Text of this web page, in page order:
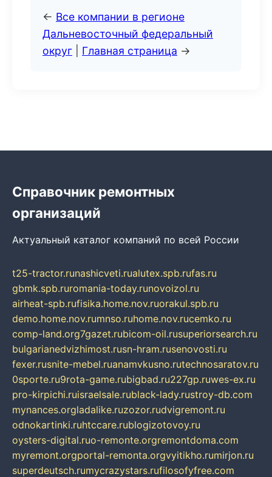
← Все компании в регионе
Дальневосточный федеральный
округ
Главная страница →
Справочник ремонтных
организаций
Актуальный каталог компаний по всей России
t25-tractor.runashicveti.rualutex.spb.rufas.ru
gbmk.spb.ruromania-today.runovoizol.ru
airheat-spb.rufisika.home.nov.ruorakul.spb.ru
demo.home.nov.rumnso.ruhome.nov.rucemko.ru
comp-land.org7gazet.rubicom-oil.rusuperiorsearch.ru
bulgarianedvizhimost.rusn-hram.rusenovosti.ru
fexer.rusnite-mebel.ruanamvkusno.rutechnosaratov.ru
0sporte.ru9rota-game.rubigbad.ru227gp.ruwes-ex.ru
pro-kirpichi.ruisraelsale.rublack-lady.rustroy-db.com
mynances.orgladalike.ruzozor.rudvigremont.ru
odnokartinki.ruhtccare.rublogizotovoy.ru
oysters-digital.ruo-remonte.orgremontdoma.com
myremont.orgportal-remonta.orgvyitikho.rumirjon.ru
superdeutsch.rumycrazystars.rufilosofyfree.com